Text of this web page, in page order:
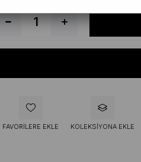
FAVORILERE EKLE KOLEKSIYONA EKLE